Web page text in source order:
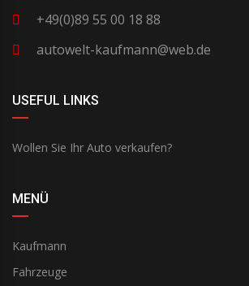
+49(0)89 55 00 18 88
autowelt-kaufmann@web.de
USEFUL LINKS
Wollen Sie Ihr Auto verkaufen?
MENÜ
Kaufmann
Fahrzeuge